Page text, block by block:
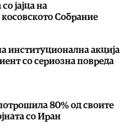
јајца на
Собрание
институционална акција
со сериозна повреда
80% од своите
со Иран